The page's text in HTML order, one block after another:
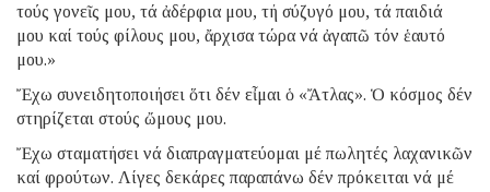
τούς γονεῖς μου, τά ἀδέρφια μου, τή σύζυγό μου, τά παιδιά
μου καί τούς φίλους μου, ἄρχισα τώρα νά ἀγαπῶ τόν ἑαυτό
μου.»
Ἔχω συνειδητοποιήσει ὅτι δέν εἶμαι ὁ «Ἄτλας». Ὁ κόσμος δέν
στηρίζεται στούς ὤμους μου.
Ἔχω σταματήσει νά διαπραγματεύομαι μέ πωλητές λαχανικῶν
καί φρούτων. Λίγες δεκάρες παραπάνω δέν πρόκειται νά μέ